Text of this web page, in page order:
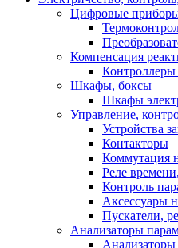
Цифровые
Компенсация
Шкафы, боксы
Шкафы
Управление,
Устройства
Контакторы
Коммутация
Реле
Контроль
Аксессуары
Пускатели,
Анализаторы
Анализаторы